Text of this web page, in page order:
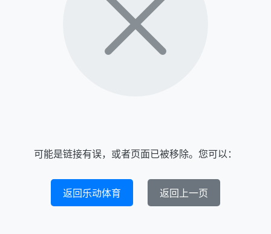
可能是链接有误，或者页面已被移除。您可以：
返回乐动体育 返回上一页